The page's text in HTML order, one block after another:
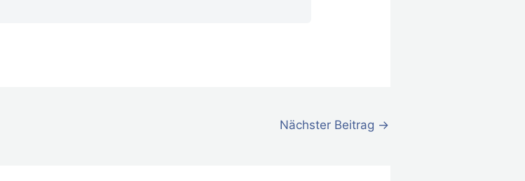
Nächster Beitrag →